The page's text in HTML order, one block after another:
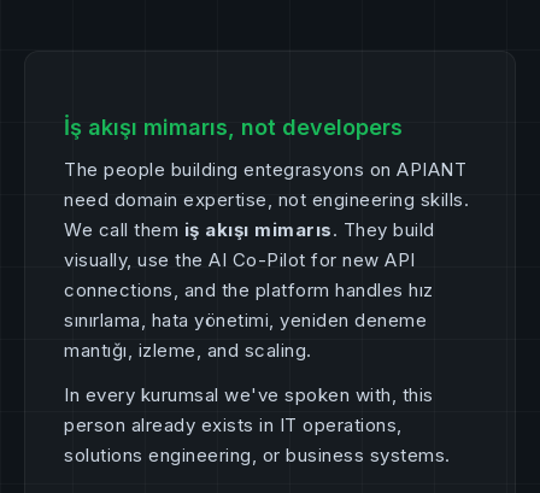
İş akışı mimarıs, not developers
The people building entegrasyons on APIANT
need domain expertise, not engineering skills.
We call them iş akışı mimarıs. They build
visually, use the AI Co-Pilot for new API
connections, and the platform handles hız
sınırlama, hata yönetimi, yeniden deneme
mantığı, izleme, and scaling.
In every kurumsal we've spoken with, this
person already exists in IT operations,
solutions engineering, or business systems.